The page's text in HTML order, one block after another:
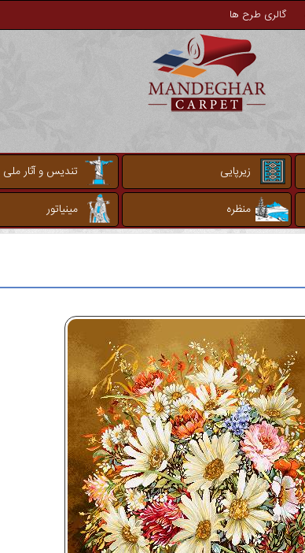
گالری طرح ها
زیرپایی تندیس و آثار ملی
منظره مینیاتور